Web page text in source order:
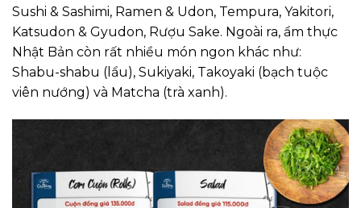
Sushi & Sashimi, Ramen & Udon, Tempura, Yakitori,
Katsudon & Gyudon, Rượu Sake. Ngoài ra, ẩm thực
Nhật Bản còn rất nhiều món ngon khác như:
Shabu-shabu (lẩu), Sukiyaki, Takoyaki (bạch tuộc
viên nướng) và Matcha (trà xanh).